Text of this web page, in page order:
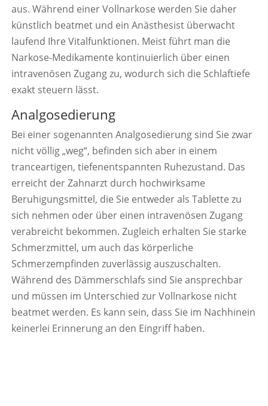
aus. Während einer Vollnarkose werden Sie daher
künstlich beatmet und ein Anästhesist überwacht
laufend Ihre Vitalfunktionen. Meist führt man die
Narkose-Medikamente kontinuierlich über einen
intravenösen Zugang zu, wodurch sich die Schlaftiefe
exakt steuern lässt.
Analgosedierung
Bei einer sogenannten Analgosedierung sind Sie zwar
nicht völlig „weg“, befinden sich aber in einem
tranceartigen, tiefenentspannten Ruhezustand. Das
erreicht der Zahnarzt durch hochwirksame
Beruhigungsmittel, die Sie entweder als Tablette zu
sich nehmen oder über einen intravenösen Zugang
verabreicht bekommen. Zugleich erhalten Sie starke
Schmerzmittel, um auch das körperliche
Schmerzempfinden zuverlässig auszuschalten.
Während des Dämmerschlafs sind Sie ansprechbar
und müssen im Unterschied zur Vollnarkose nicht
beatmet werden. Es kann sein, dass Sie im Nachhinein
keinerlei Erinnerung an den Eingriff haben.